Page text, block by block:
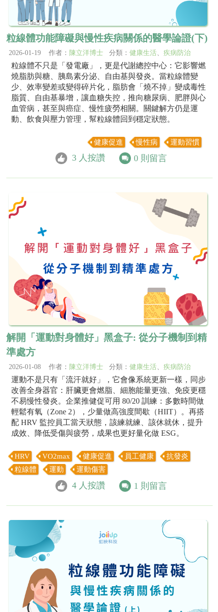
粒線體功能障礙與慢性疾病關係的醫學論證(下)
2026-01-19 作者： 陳立洋博士 分類： 健康生活 疾病防治
粒線體不只是「發電廠」，更是代謝總控中心：它影響燃
燒脂肪與糖、胰島素分泌、自由基與發炎。當粒線體變
少、效率變差或變得碎片化，脂肪會「燒不掉」變成毒性
脂質、自由基暴增，讓血糖失控，推向糖尿病、肥胖與心
血管病，甚至與癌症、慢性疲勞相關。關鍵解方仍是運
動、飲食與壓力管理，幫粒線體回到穩定狀態。
健康促進 慢性病 運動習慣
3 人按讚 0 則留言
解開「運動對身體好」黑盒子: 從分子機制到精
準處方
2026-01-08 作者： 陳立洋博士 分類： 健康生活 疾病防治
運動不是只有「流汗就好」，它會像系統更新一樣，同步
改善全身器官：肝臟更會燃脂、細胞能量更強、免疫更穩
不易慢性發炎。企業推健促可用 80/20 訓練：多數時間做
輕鬆有氧（Zone 2），少量做高強度間歇（HIIT）。再搭
配 HRV 監控員工當天狀態，該練就練、該休就休，提升
成效、降低受傷與疲勞，成果也更好量化做 ESG。
HRV VO2max 健康促進 員工健康
抗發炎
粒線體
運動 運動傷害
4 人按讚 1 則留言